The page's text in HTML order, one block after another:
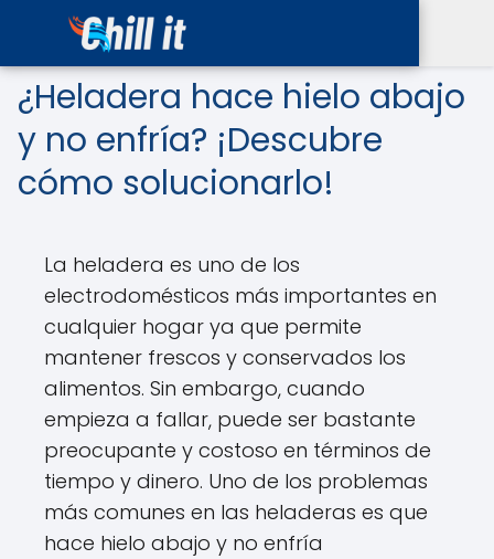
¿Heladera hace hielo abajo
y no enfría? ¡Descubre
cómo solucionarlo!
La heladera es uno de los
electrodomésticos más importantes en
cualquier hogar ya que permite
mantener frescos y conservados los
alimentos. Sin embargo, cuando
empieza a fallar, puede ser bastante
preocupante y costoso en términos de
tiempo y dinero. Uno de los problemas
más comunes en las heladeras es que
hace hielo abajo y no enfría